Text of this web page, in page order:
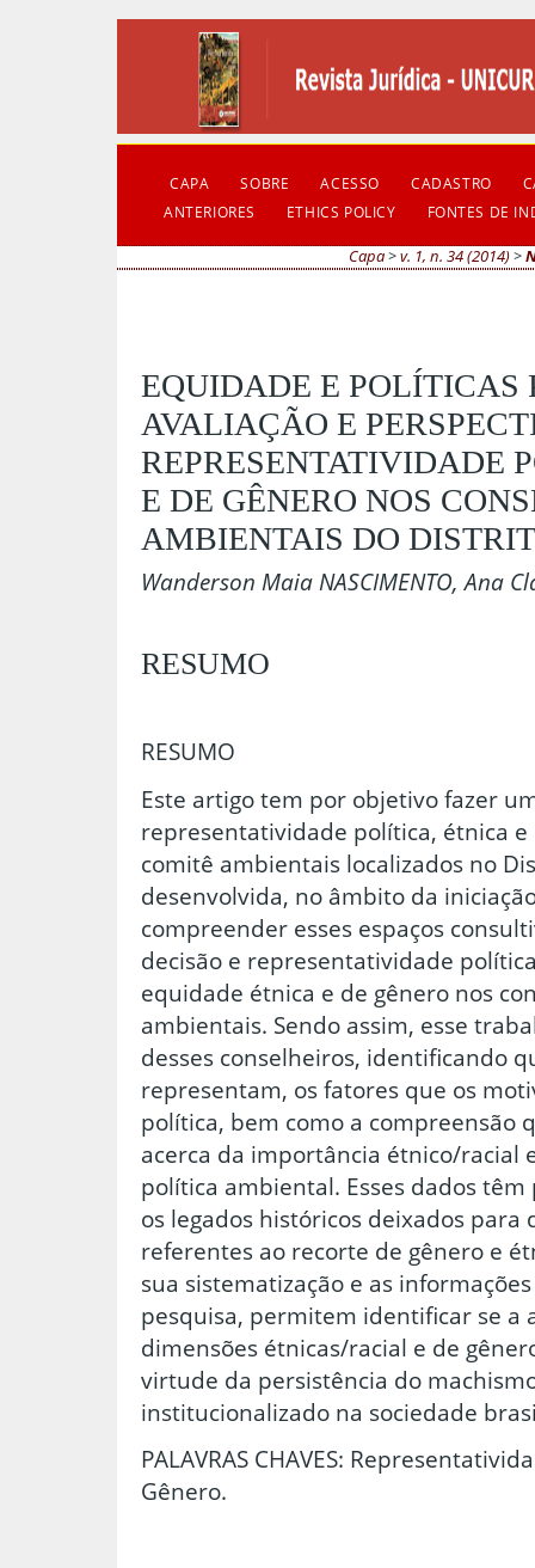
CAPA SOBRE ACESSO CADASTRO
ANTERIORES
ETHICS POLICY FONTES DE
Capa>v. 1, n. 34 (2014)>
EQUIDADE E POLÍTICAS
AVALIAÇÃO E
REPRESENTATIVIDADE
E DE GÊNERO NOS
AMBIENTAIS DO
Wanderson Maia NASCIMENTO, Ana
RESUMO
RESUMO
Este artigo tem por objetivo fazer
representatividade política, étnica e
comitê ambientais localizados no
desenvolvida, no âmbito da
compreender esses espaços
decisão e representatividade
equidade étnica e de gênero nos
ambientais. Sendo assim, esse
desses conselheiros, identificando
representam, os fatores que os
política, bem como a compreensão
acerca da importância étnico/racial
política ambiental. Esses dados
os legados históricos deixados para
referentes ao recorte de gênero e
sua sistematização e as
pesquisa, permitem identificar se a
dimensões étnicas/racial e de
virtude da persistência do
institucionalizado na sociedade
PALAVRAS CHAVES:
Gênero.